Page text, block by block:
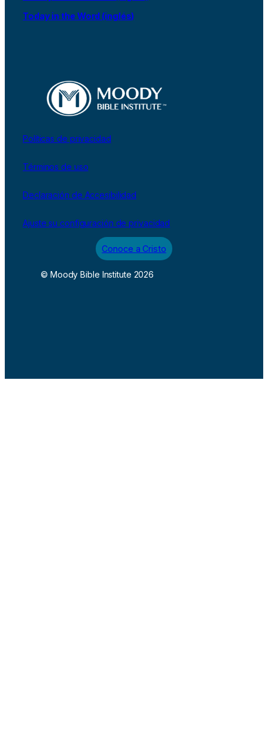
Today in the Word (inglés)
Políticas de privacidad
Términos de uso
Declaración de Accesibilidad
Ajuste su configuración de privacidad
Conoce a Cristo
© Moody Bible Institute 2026